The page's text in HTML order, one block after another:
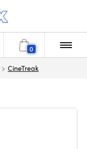
0
CineTreak